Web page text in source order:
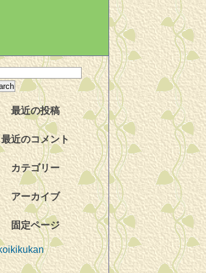
最近の投稿
最近のコメント
カテゴリー
アーカイブ
固定ページ